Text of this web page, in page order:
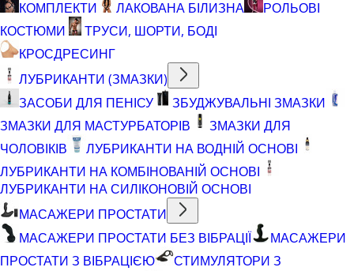
КОМПЛЕКТИ
ЛАКОВАНА БІЛИЗНА
РОЛЬОВІ
КОСТЮМИ
ТРУСИ, ШОРТИ, БОДІ
КРОСДРЕСИНГ
ЛУБРИКАНТИ (ЗМАЗКИ)
ЗАСОБИ ДЛЯ ПЕНІСУ
ЗБУДЖУВАЛЬНІ ЗМАЗКИ
ЗМАЗКИ ДЛЯ МАСТУРБАТОРІВ
ЗМАЗКИ ДЛЯ
ЧОЛОВІКІВ
ЛУБРИКАНТИ НА ВОДНІЙ ОСНОВІ
ЛУБРИКАНТИ НА КОМБІНОВАНІЙ ОСНОВІ
ЛУБРИКАНТИ НА СИЛІКОНОВІЙ ОСНОВІ
МАСАЖЕРИ ПРОСТАТИ
МАСАЖЕРИ ПРОСТАТИ БЕЗ ВІБРАЦІЇ
МАСАЖЕРИ
ПРОСТАТИ З ВІБРАЦІЄЮ
СТИМУЛЯТОРИ З